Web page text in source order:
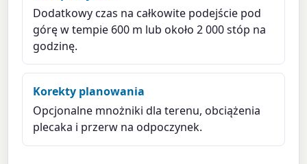
Dodatkowy czas na całkowite podejście pod
górę w tempie 600 m lub około 2 000 stóp na
godzinę.
Korekty planowania
Opcjonalne mnożniki dla terenu, obciążenia
plecaka i przerw na odpoczynek.